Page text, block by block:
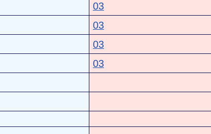
03
03
03
03